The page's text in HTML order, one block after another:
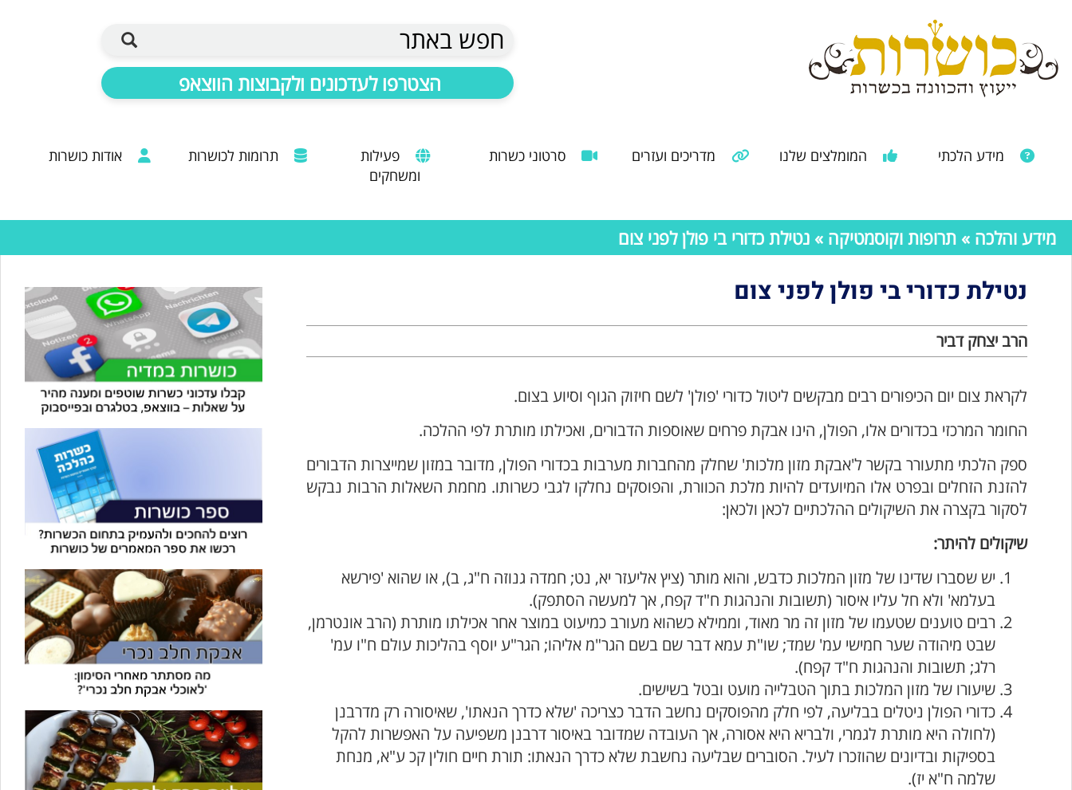
חפש באתר
הצטרפו לעדכונים ולקבוצות הווצאפ
מידע הלכתי המומלצים שלנו מדריכים ועזרים סרטוני כשרות
פעילות
ומשחקים
תרומות לכושרות אודות כושרות
מידע והלכה » תרופות וקוסמטיקה » נטילת כדורי בי פולן לפני צום
נטילת כדורי בי פולן לפני צום
הרב יצחק דביר
לקראת צום יום הכיפורים רבים מבקשים ליטול כדורי 'פולן' לשם חיזוק הגוף וסיוע בצום.
החומר המרכזי בכדורים אלו, הפולן, הינו אבקת פרחים שאוספות הדבורים, ואכילתו מותרת לפי ההלכה.
ספק הלכתי מתעורר בקשר ל'אבקת מזון מלכות' שחלק מהחברות מערבות בכדורי הפולן, מדובר במזון שמייצרות הדבורים
להזנת הזחלים ובפרט אלו המיועדים להיות מלכת הכוורת, והפוסקים נחלקו לגבי כשרותו. מחמת השאלות הרבות נבקש
לסקור בקצרה את השיקולים ההלכתיים לכאן ולכאן:
שיקולים להיתר:
יש שסברו שדינו של מזון המלכות כדבש, והוא מותר (ציץ אליעזר יא, נט; חמדה גנוזה ח"ג, ב), או שהוא 'פירשא
בעלמא' ולא חל עליו איסור (תשובות והנהגות ח"ד קפח, אך למעשה הסתפק).
רבים טוענים שטעמו של מזון זה מר מאוד, וממילא כשהוא מעורב כמיעוט במוצר אחר אכילתו מותרת (הרב אונטרמן,
שבט מיהודה שער חמישי עמ' שמד; שו"ת עמא דבר שם בשם הגר"מ אליהו; הגר"ע יוסף בהליכות עולם ח"ו עמ'
רלג; תשובות והנהגות ח"ד קפח).
שיעורו של מזון המלכות בתוך הטבלייה מועט ובטל בשישים.
כדורי הפולן ניטלים בבליעה, לפי חלק מהפוסקים נחשב הדבר כצריכה 'שלא כדרך הנאתו', שאיסורה רק מדרבנן
(לחולה היא מותרת לגמרי, ולבריא היא אסורה, אך העובדה שמדובר באיסור דרבנן משפיעה על האפשרות להקל
בספיקות ובדיונים שהוזכרו לעיל. הסוברים שבליעה נחשבת שלא כדרך הנאתו: תורת חיים חולין קכ ע"א, מנחת
שלמה ח"א יז).